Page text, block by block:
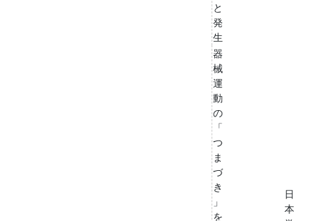
と
発
生
器
械
運
動
の
「
つ
ま
づ
き
」
を
日
本